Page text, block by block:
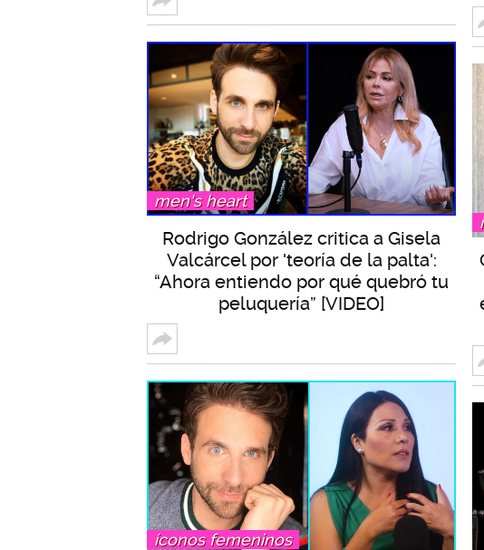
men's heart
Rodrigo González critica a Gisela
Valcárcel por 'teoría de la palta':
“Ahora entiendo por qué quebró tu
peluquería” [VIDEO]
íconos femeninos